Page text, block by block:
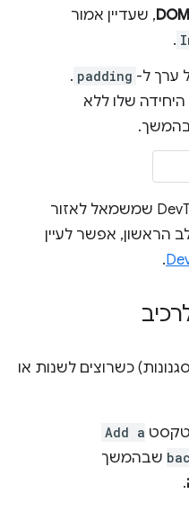
, שעדיין אמור
.
ערך ל- padding
.
שלו ללא
אם רוצים להצמיד את חלון DevTools שמשמאל לאזור
הראשון, אפשר לעיין
.
כשרוצים לשנות או
Add a
שבהמשך
.